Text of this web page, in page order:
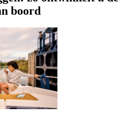
boord